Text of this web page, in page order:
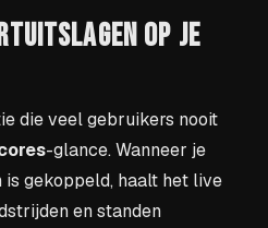
OP JE
die veel gebruikers nooit
-glance. Wanneer je
gekoppeld, haalt het live
en standen